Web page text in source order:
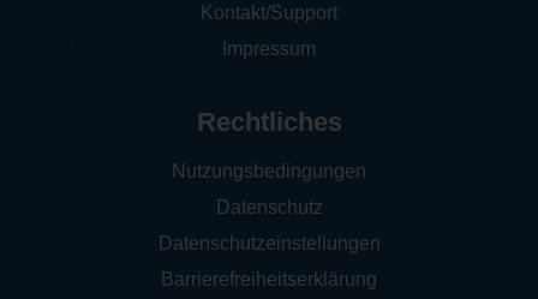
Kontakt/Support
Impressum
Rechtliches
Nutzungsbedingungen
Datenschutz
Datenschutzeinstellungen
Barrierefreiheitserklärung